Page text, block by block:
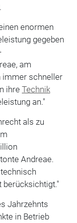
enormen
gegeben
am
immer schneller
ihre Technik
an."
als zu
Andreae.
berücksichtigt."
Jahrzehnts
in Betrieb